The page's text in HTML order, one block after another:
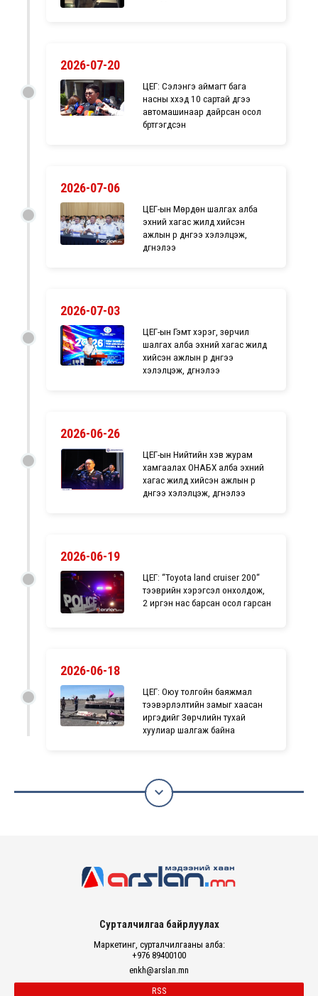
2026-07-20
ЦЕГ: Сэлэнгэ аймагт бага
насны хүүхэд 10 сартай дүүгээ
автомашинаар дайрсан осол
бүртгэгдсэн
2026-07-06
ЦЕГ-ын Мөрдөн шалгах алба
эхний хагас жилд хийсэн
ажлын үр дүнгээ хэлэлцэж,
дүгнэлээ
2026-07-03
ЦЕГ-ын Гэмт хэрэг, зөрчил
шалгах алба эхний хагас жилд
хийсэн ажлын үр дүнгээ
хэлэлцэж, дүгнэлээ
2026-06-26
ЦЕГ-ын Нийтийн хэв журам
хамгаалах ОНАБХ алба эхний
хагас жилд хийсэн ажлын үр
дүнгээ хэлэлцэж, дүгнэлээ
2026-06-19
ЦЕГ: “Toyota land cruiser 200“
тээврийн хэрэгсэл онхолдож,
2 иргэн нас барсан осол гарсан
2026-06-18
ЦЕГ: Оюу толгойн баяжмал
тээвэрлэлтийн замыг хаасан
иргэдийг Зөрчлийн тухай
хуулиар шалгаж байна

Сурталчилгаа байрлуулах
Маркетинг, сурталчилгааны алба:
+976 89400100
enkh@arslan.mn
RSS